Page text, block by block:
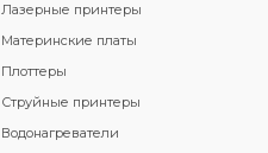
Лазерные принтеры
Материнские платы
Плоттеры
Струйные принтеры
Водонагреватели